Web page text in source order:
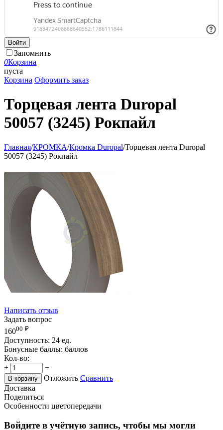
Войти
Запомнить
0Корзина
пуста
Корзина Оформить заказ
Торцевая лента Duropal
50057 (3245) Рокпайл
Главная/КРОМКА/Кромка Duropal/Торцевая лента Duropal
50057 (3245) Рокпайл
Написать отзыв
Задать вопрос
16000 ₽
Доступность: 24 ед.
Бонусные баллы: баллов
Кол-во:
+
−
В корзину Отложить Сравнить
Доставка
Поделиться
Особенности цветопередачи
Войдите в учётную запись, чтобы мы могли